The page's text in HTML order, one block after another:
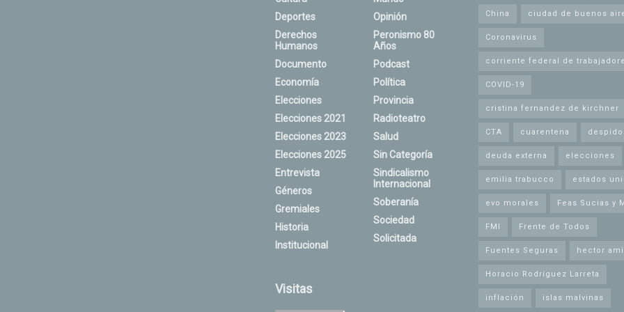
Deportes
Derechos
Humanos
Documento
Economía
Elecciones
Elecciones 2021
Elecciones 2023
Elecciones 2025
Entrevista
Géneros
Gremiales
Historia
Institucional
Opinión
Peronismo 80
Años
Podcast
Política
Provincia
Radioteatro
Salud
Sin Categoría
Sindicalismo
Internacional
Soberanía
Sociedad
Solicitada
Visitas
China ciudad de buenos
Coronavirus
corriente federal de
COVID-19
cristina fernandez de kirchner
CTA cuarentena
deuda externa elecciones
emilia trabucco estados
evo morales Feas Sucias y
FMI Frente de Todos
Fuentes Seguras hector
Horacio Rodríguez Larreta
inflación islas malvinas